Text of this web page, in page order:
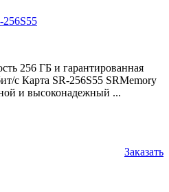
256S55
256 ГБ и гарантированная
с Карта SR-256S55 SRMemory
и высоконадежный ...
Заказать